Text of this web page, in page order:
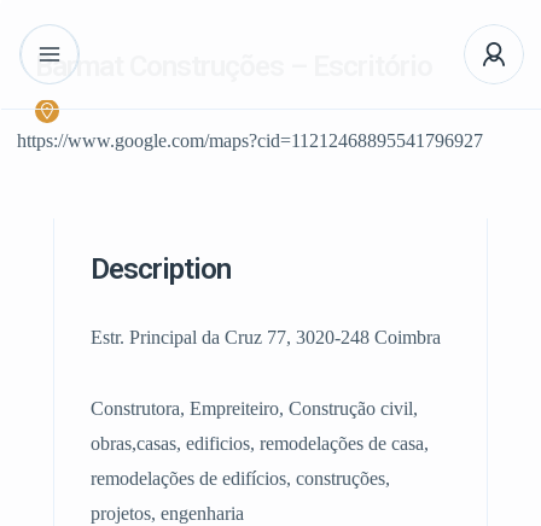
Barmat Construções – Escritório
https://www.google.com/maps?cid=11212468895541796927
Description
Estr. Principal da Cruz 77, 3020-248 Coimbra
Construtora, Empreiteiro, Construção civil,
obras,casas, edificios, remodelações de casa,
remodelações de edifícios, construções,
projetos, engenharia